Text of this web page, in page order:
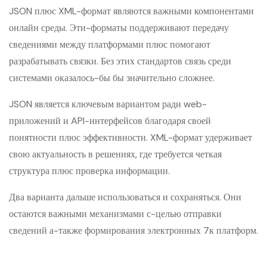
JSON плюс XML-формат являются важными компонентами
онлайн среды. Эти-форматы поддерживают передачу
сведениями между платформами плюс помогают
разрабатывать связки. Без этих стандартов связь среди
системами оказалось-бы бы значительно сложнее.
JSON является ключевым вариантом ради web-
приложений и API-интерфейсов благодаря своей
понятности плюс эффективности. XML-формат удерживает
свою актуальность в решениях, где требуется четкая
структура плюс проверка информации.
Два варианта дальше использоваться и сохраняться. Они
остаются важными механизмами с-целью отправки
сведений а-также формирования электронных 7к платформ.